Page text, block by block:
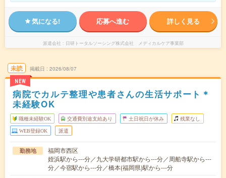
気になる! 応募へ進む 詳しく見る
派遣会社 日研トータルソーシング株式会社 メディカルケア事業部
未読
NEW
掲載日 2026/08/07
病院でカルテ整理や患者さんの生活サポート＊
未経験OK
職種未経験OK 交通費別途支給あり 土日祝日が休み 残業なし
WEB登録OK 派遣
勤務地
福岡市西区
姪浜駅から---分／九大学研都市駅から---分／周船寺駅から---
分／今宿駅から---分／橋本(福岡県)駅から---分